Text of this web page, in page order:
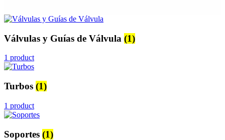
Válvulas y Guías de Válvula (1)
1 product
Turbos (1)
1 product
Soportes (1)